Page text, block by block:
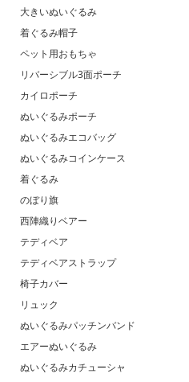
大きいぬいぐるみ
着ぐるみ帽子
ペット用おもちゃ
リバーシブル3面ポーチ
カイロポーチ
ぬいぐるみポーチ
ぬいぐるみエコバッグ
ぬいぐるみコインケース
着ぐるみ
のぼり旗
西陣織りベアー
テディベア
テディベアストラップ
椅子カバー
リュック
ぬいぐるみパッチンバンド
エアーぬいぐるみ
ぬいぐるみカチューシャ